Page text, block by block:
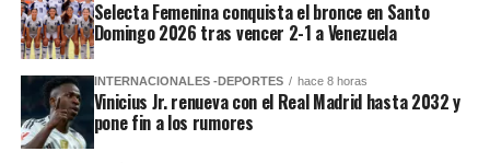
Selecta Femenina conquista el bronce en Santo
Domingo 2026 tras vencer 2-1 a Venezuela
INTERNACIONALES -DEPORTES hace 8 horas
Vinicius Jr. renueva con el Real Madrid hasta 2032 y
pone fin a los rumores